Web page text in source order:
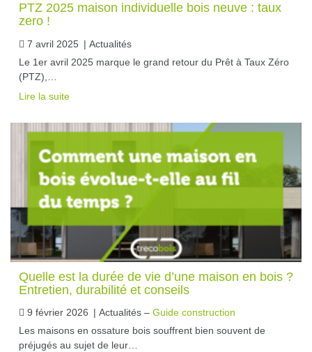
PTZ 2025 maison individuelle bois neuve : taux
zero !
7 avril 2025 | Actualités
Le 1er avril 2025 marque le grand retour du Prêt à Taux Zéro
(PTZ),…
Lire la suite
Quelle est la durée de vie d’une maison en bois ?
Entretien, durabilité et conseils
9 février 2026 | Actualités – Guide construction
Les maisons en ossature bois souffrent bien souvent de
préjugés au sujet de leur…